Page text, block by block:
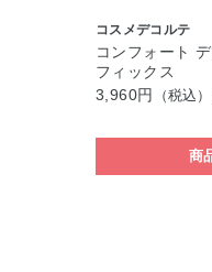
コスメデコルテ
コンフォート
フィックス
3,960円
（税込
商